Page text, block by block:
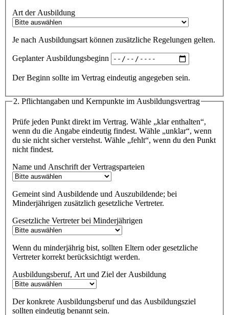
Art der Ausbildung
Je nach Ausbildungsart können zusätzliche Regelungen gelten.
Geplanter Ausbildungsbeginn
Der Beginn sollte im Vertrag eindeutig angegeben sein.
2. Pflichtangaben und Kernpunkte im Ausbildungsvertrag
Prüfe jeden Punkt direkt im Vertrag. Wähle „klar enthalten“,
wenn du die Angabe eindeutig findest. Wähle „unklar“, wenn
du sie nicht sicher verstehst. Wähle „fehlt“, wenn du den Punkt
nicht findest.
Name und Anschrift der Vertragsparteien
Gemeint sind Ausbildende und Auszubildende; bei
Minderjährigen zusätzlich gesetzliche Vertreter.
Gesetzliche Vertreter bei Minderjährigen
Wenn du minderjährig bist, sollten Eltern oder gesetzliche
Vertreter korrekt berücksichtigt werden.
Ausbildungsberuf, Art und Ziel der Ausbildung
Der konkrete Ausbildungsberuf und das Ausbildungsziel
sollten eindeutig benannt sein.